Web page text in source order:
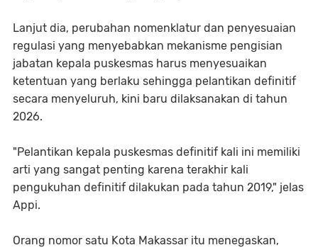
Lanjut dia, perubahan nomenklatur dan penyesuaian
regulasi yang menyebabkan mekanisme pengisian
jabatan kepala puskesmas harus menyesuaikan
ketentuan yang berlaku sehingga pelantikan definitif
secara menyeluruh, kini baru dilaksanakan di tahun
2026.
"Pelantikan kepala puskesmas definitif kali ini memiliki
arti yang sangat penting karena terakhir kali
pengukuhan definitif dilakukan pada tahun 2019," jelas
Appi.
Orang nomor satu Kota Makassar itu menegaskan,